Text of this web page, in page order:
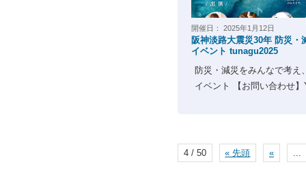
開催日： 2025年1月12日
阪神淡路大震災30年 防災・
イベント tunagu2025
防災・減災をみんなで考え
イベント 【お問い合わせ
4 / 50 « 先頭 « ...